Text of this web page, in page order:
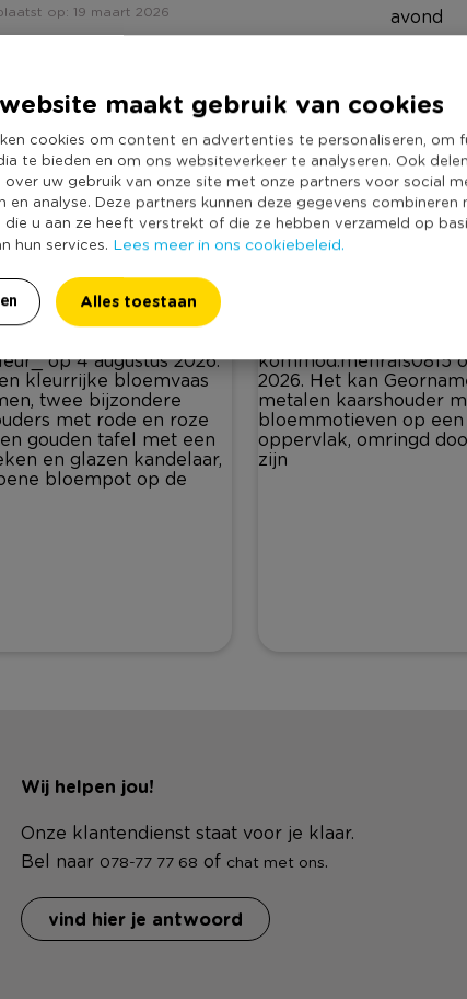
maakt gebruik van cookies
cookies om content en advertenties te personaliseren, om
te bieden en om ons websiteverkeer te analyseren. Ook
uw gebruik van onze site met onze partners voor social
en analyse. Deze partners kunnen deze gegevens combineren
u aan ze heeft verstrekt of die ze hebben verzameld op
hun services. Lees meer in ons cookiebeleid.
Alles toestaan
op: 19 maart 2026
avond
Geplaatst op: 16
9 10 11 12 13 14 15 16 17 18 19
ONTDEK HET MET #XENOS
Wij helpen jou!
Onze klantendienst staat voor je klaar.
Bel naar 078-77 77 68 of chat met ons.
vind hier je antwoord